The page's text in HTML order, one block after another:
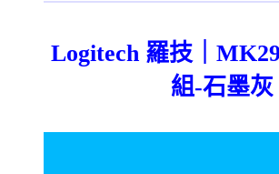
Logitech 羅技｜
組-石墨灰